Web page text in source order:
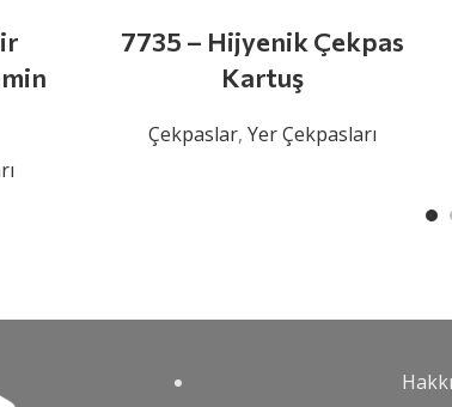
7735 – Hijyenik Çekpas
Kartuş
Çekpaslar, Yer Çekpasları